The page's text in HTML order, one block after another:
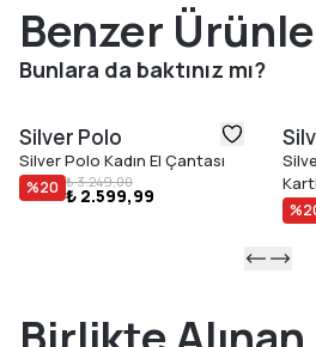
Benzer
Bunlara da baktınız mı?
Silver Polo
Silver Polo Kadın El Çantası
%20 ₺ 3.249,00
₺ 2.599,99
%